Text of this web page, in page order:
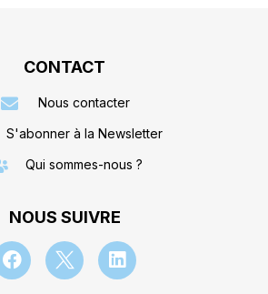
CONTACT
Nous contacter
S'abonner à la Newsletter
Qui sommes-nous ?
NOUS SUIVRE